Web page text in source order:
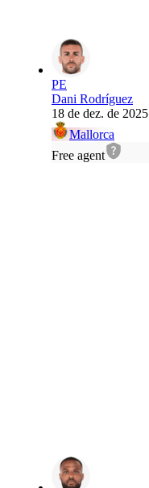
PE
Dani Rodríguez
18 de dez. de 2025
Mallorca
Free agent